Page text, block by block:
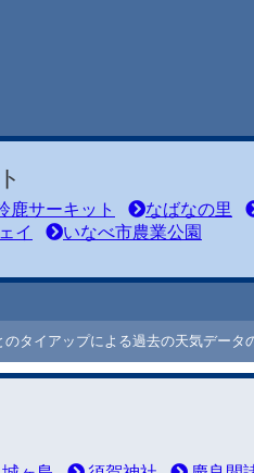
鹿サーキット なばなの里
イ いなべ市農業公園
タイアップによる過去の天気データ